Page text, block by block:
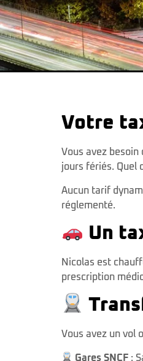
Votre
Vous avez
jours fériés. Quel
Aucun tarif
réglementé.
Un
Nicolas est
prescription
Vous avez un vol
Gares SNCF :